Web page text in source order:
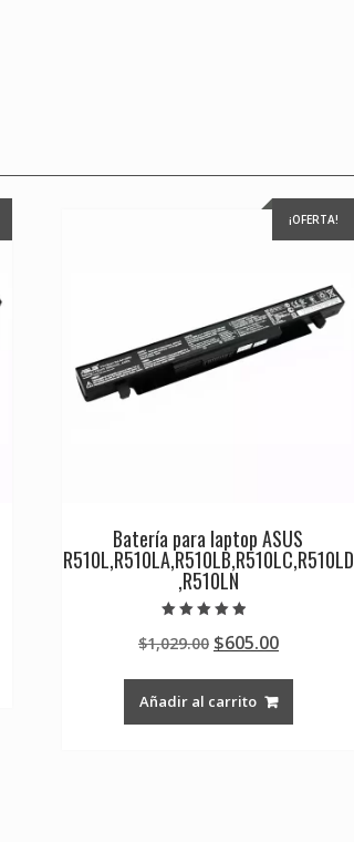
¡OFERTA!
Batería para laptop ASUS
R510L,R510LA,R510LB,R510LC,R510LD
,R510LN
4.50
de 5
$1,029.00 Original
was:
$1,029.00.
$605.00Current
$605.00.
Añadir al carrito